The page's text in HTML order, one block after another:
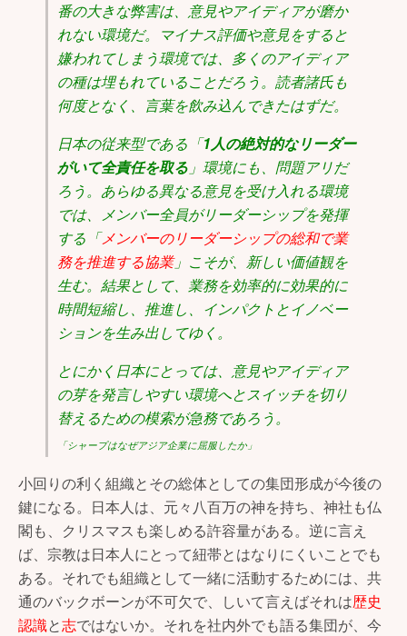
番の大きな弊害は、意見やアイディアが磨か
れない環境だ。マイナス評価や意見をすると
嫌われてしまう環境では、多くのアイディア
の種は埋もれていることだろう。読者諸氏も
何度となく、言葉を飲み込んできたはずだ。
日本の従来型である「1人の絶対的なリーダー
がいて全責任を取る 」環境にも、問題アリだ
ろう。あらゆる異なる意見を受け入れる環境
では、メンバー全員がリーダーシップを発揮
する「メンバーのリーダーシップの総和で業
務を推進する協業」こそが、新しい価値観を
生む。結果として、業務を効率的に効果的に
時間短縮し、推進し、インパクトとイノベー
ションを生み出してゆく。
とにかく日本にとっては、意見やアイディア
の芽を発言しやすい環境へとスイッチを切り
替えるための模索が急務であろう。
「シャープはなぜアジア企業に屈服したか」
小回りの利く組織とその総体としての集団形成が今後の
鍵になる。日本人は、元々八百万の神を持ち、神社も仏
閣も、クリスマスも楽しめる許容量がある。逆に言え
ば、宗教は日本人にとって紐帯とはなりにくいことでも
ある。それでも組織として一緒に活動するためには、共
通のバックボーンが不可欠で、しいて言えばそれは歴史
認識と志ではないか。それを社内外でも語る集団が、今